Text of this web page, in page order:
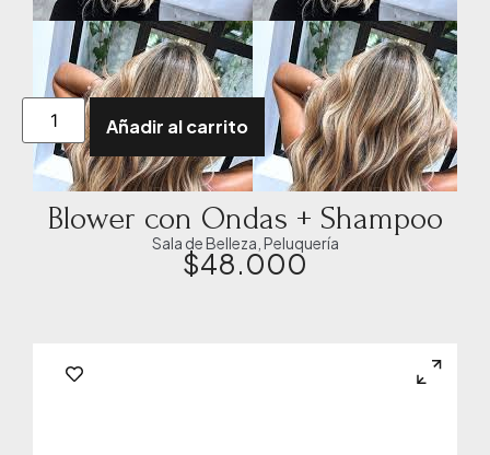
Añadir al carrito
Blower con Ondas + Shampoo
Sala de Belleza Peluquería
$48.000